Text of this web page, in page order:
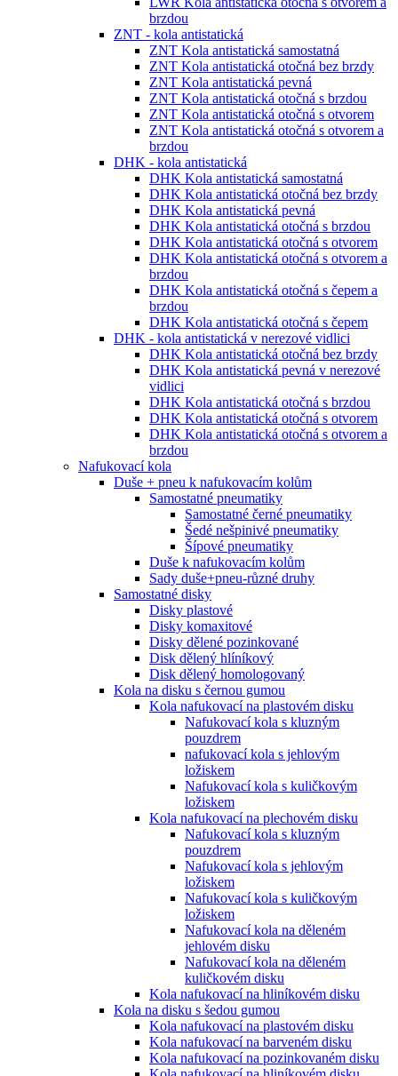
brzdou
ZNT - kola antistatická
ZNT Kola antistatická samostatná
ZNT Kola antistatická otočná bez brzdy
ZNT Kola antistatická pevná
ZNT Kola antistatická otočná s brzdou
ZNT Kola antistatická otočná s otvorem
ZNT Kola antistatická otočná s otvorem a
brzdou
DHK - kola antistatická
DHK Kola antistatická samostatná
DHK Kola antistatická otočná bez brzdy
DHK Kola antistatická pevná
DHK Kola antistatická otočná s brzdou
DHK Kola antistatická otočná s otvorem
DHK Kola antistatická otočná s otvorem a
brzdou
DHK Kola antistatická otočná s čepem a
brzdou
DHK Kola antistatická otočná s čepem
DHK - kola antistatická v nerezové vidlici
DHK Kola antistatická otočná bez brzdy
DHK Kola antistatická pevná v nerezové
vidlici
DHK Kola antistatická otočná s brzdou
DHK Kola antistatická otočná s otvorem
DHK Kola antistatická otočná s otvorem a
brzdou
Nafukovací kola
Duše + pneu k nafukovacím kolům
Samostatné pneumatiky
Samostatné černé pneumatiky
Šedé nešpinivé pneumatiky
Šípové pneumatiky
Duše k nafukovacím kolům
Sady duše+pneu-různé druhy
Samostatné disky
Disky plastové
Disky komaxitové
Disky dělené pozinkované
Disk dělený hlíníkový
Disk dělený homologovaný
Kola na disku s černou gumou
Kola nafukovací na plastovém disku
Nafukovací kola s kluzným
pouzdrem
nafukovací kola s jehlovým
ložiskem
Nafukovací kola s kuličkovým
ložiskem
Kola nafukovací na plechovém disku
Nafukovací kola s kluzným
pouzdrem
Nafukovací kola s jehlovým
ložiskem
Nafukovací kola s kuličkovým
ložiskem
Nafukovací kola na děleném
jehlovém disku
Nafukovací kola na děleném
kuličkovém disku
Kola nafukovací na hliníkovém disku
Kola na disku s šedou gumou
Kola nafukovací na plastovém disku
Kola nafukovací na barveném disku
Kola nafukovací na pozinkovaném disku